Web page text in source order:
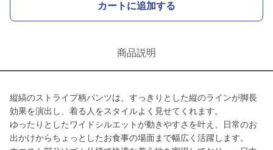
カートに追加する
商品説明
縦縞のストライプ柄パンツは、すっきりとした縦のラインが脚長
効果を演出し、着る人をスタイルよく見せてくれます。
ゆったりとしたワイドシルエットが動きやすさを叶え、日常のお
出かけからちょっとしたお食事の場面まで幅広く活躍します。